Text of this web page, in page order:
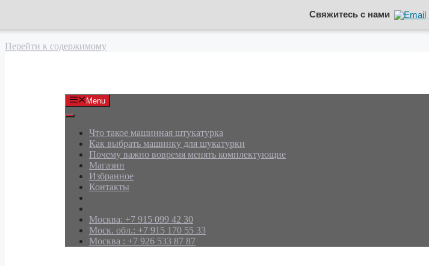
Свяжитесь с нами
Перейти к содержимому
Menu
Что такое машинная штукатурка
Как выбрать машинку для шукатурки
Почему важно вовремя менять комплектующие
Магазин
Избранное
Контакты
Москва: +7 915 099 42 30
Моск. обл.: +7 915 170 55 33
Москва : +7 926 533 87 87